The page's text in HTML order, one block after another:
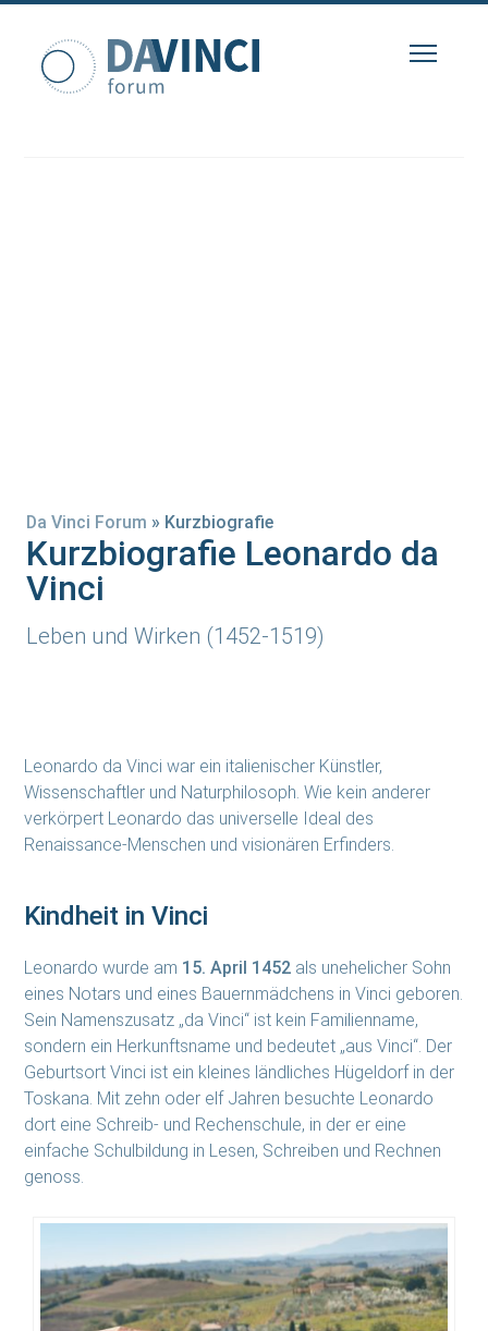
Da Vinci Forum » Kurzbiografie
Kurzbiografie Leonardo da
Vinci
Leben und Wirken (1452-1519)
Leonardo da Vinci war ein italienischer Künstler,
Wissenschaftler und Naturphilosoph. Wie kein anderer
verkörpert Leonardo das universelle Ideal des
Renaissance-Menschen und visionären Erfinders.
Kindheit in Vinci
Leonardo wurde am 15. April 1452 als unehelicher Sohn
eines Notars und eines Bauernmädchens in Vinci geboren.
Sein Namenszusatz „da Vinci“ ist kein Familienname,
sondern ein Herkunftsname und bedeutet „aus Vinci“. Der
Geburtsort Vinci ist ein kleines ländliches Hügeldorf in der
Toskana. Mit zehn oder elf Jahren besuchte Leonardo
dort eine Schreib- und Rechenschule, in der er eine
einfache Schulbildung in Lesen, Schreiben und Rechnen
genoss.